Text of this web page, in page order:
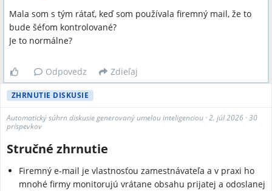
Mala som s tým rátať, keď som používala firemný mail, že to
bude šéfom kontrolované?
Je to normálne?
Odpovedz Zdieľaj
ZHRNUTIE DISKUSIE
Automatický súhrn diskusie generovaný umelou inteligenciou ·2. júl 2026 ·30
príspevkov
Stručné zhrnutie
Firemný e-mail je vlastnosťou zamestnávateľa a v praxi ho
mnohé firmy monitorujú vrátane obsahu prijatej a odoslanej